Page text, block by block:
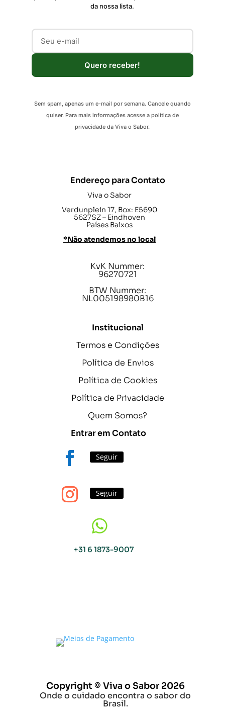
da nossa lista.
Quero receber!
Sem spam, apenas um e-mail por semana. Cancele quando
quiser. Para mais informações acesse a política de
privacidade da Viva o Sabor.
Endereço para Contato
Viva o Sabor
Verdunplein 17, Box: E5690
5627SZ – Eindhoven
Países Baixos
*Não atendemos no local
KvK Nummer:
96270721
BTW Nummer:
NL005198980B16
Institucional
Termos e Condições
Política de Envios
Política de Cookies
Política de Privacidade
Quem Somos?
Entrar em Contato
Seguir
Seguir

+31 6 1873-9007
Copyright © Viva o Sabor 2026
Onde o cuidado encontra o sabor do
Brasil.